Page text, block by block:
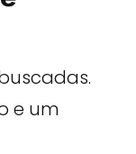
e um